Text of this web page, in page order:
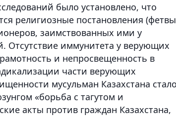
было установлено, что
религиозные постановления
заимствованных ими у
Отсутствие иммунитета у верующих
и непросвещенность в
части верующих
мусульман Казахстана
«борьба с тагутом и
акты против граждан Казахстана,